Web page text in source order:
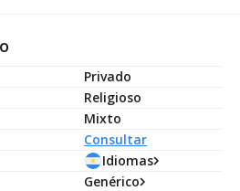
Privado
Religioso
Mixto
Consultar
Idiomas
Genérico